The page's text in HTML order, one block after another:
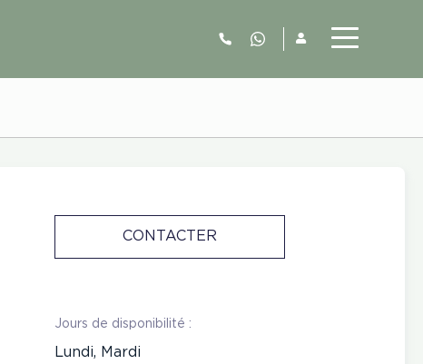
06.52.63.77.73
CONTACTER
Jours de disponibilité :
Lundi, Mardi